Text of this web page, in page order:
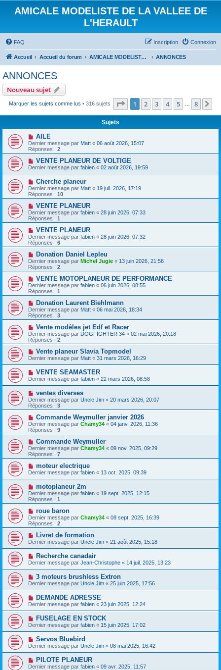
AMICALE MODELISTE DE LA VALLEE DE
L'HERAULT
FAQ Connexion
Inscription
Accueil Accueil du forum AMICALE MODELISTE DE LA VALLEE DE L'HERAULT ANNONCES
ANNONCES
Nouveau sujet
Marquer les sujets comme lus • 316 sujets Page 1sur8
1 2 3 4 5 8
Sujets
AILE
Dernier message par Matt « 06 août 2026, 15:07
Réponses : 2
VENTE PLANEUR DE VOLTIGE
Dernier message par fabien « 02 août 2026, 19:59
Cherche planeur
Dernier message par Matt « 19 juil. 2026, 17:19
Réponses : 10
VENTE PLANEUR
Dernier message par fabien « 28 juin 2026, 07:33
Réponses : 1
VENTE PLANEUR
Dernier message par fabien « 28 juin 2026, 07:32
Réponses : 6
Donation Daniel Lepleu
Dernier message par Michel Jugie « 13 juin 2026, 21:56
Réponses : 2
VENTE MOTOPLANEUR DE PERFORMANCE
Dernier message par fabien « 06 juin 2026, 08:55
Réponses : 1
Donation Laurent Biehlmann
Dernier message par Matt « 06 mai 2026, 18:34
Réponses : 3
Vente modèles jet Edf et Racer
Dernier message par DOGFIGHTER 34 « 02 mai 2026, 20:18
Réponses : 2
Vente planeur Slavia Topmodel
Dernier message par Matt « 31 mars 2026, 16:29
VENTE SEAMASTER
Dernier message par fabien « 22 mars 2026, 08:58
ventes diverses
Dernier message par Uncle Jim « 20 mars 2026, 20:07
Réponses : 3
Commande Weymuller janvier 2026
Dernier message par Chamy34 « 04 janv. 2026, 11:36
Réponses : 9
Commande Weymuller
Dernier message par Chamy34 « 09 nov. 2025, 09:29
Réponses : 7
moteur electrique
Dernier message par fabien « 13 oct. 2025, 09:39
motoplaneur 2m
Dernier message par fabien « 19 sept. 2025, 12:15
Réponses : 1
roue baron
Dernier message par Chamy34 « 08 sept. 2025, 16:39
Réponses : 2
Livret de formation
Dernier message par Uncle Jim « 21 août 2025, 15:18
Recherche canadair
Dernier message par Jean-Christophe « 14 juil. 2025, 13:23
3 moteurs brushless Extron
Dernier message par Uncle Jim « 25 juin 2025, 17:56
DEMANDE ADRESSE
Dernier message par fabien « 23 juin 2025, 12:24
FUSELAGE EN STOCK
Dernier message par fabien « 15 juin 2025, 17:02
Servos Bluebird
Dernier message par Uncle Jim « 08 mai 2025, 16:42
PILOTE PLANEUR
Dernier message par fabien « 09 avr. 2025, 11:57